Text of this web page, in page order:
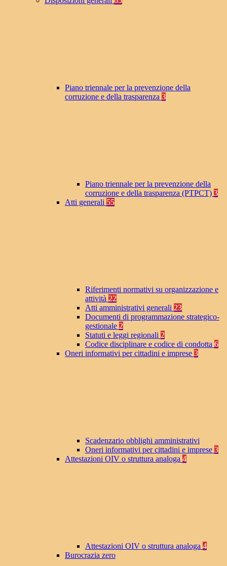
Piano triennale per la prevenzione della
corruzione e della trasparenza 3
Piano triennale per la prevenzione della
corruzione e della trasparenza (PTPCT) 3
Atti generali 55
Riferimenti normativi su organizzazione e
attività 22
Atti amministrativi generali 23
Documenti di programmazione strategico-
gestionale 2
Statuti e leggi regionali 2
Codice disciplinare e codice di condotta 6
Oneri informativi per cittadini e imprese 3
Scadenzario obblighi amministrativi
Oneri informativi per cittadini e imprese 3
Attestazioni OIV o struttura analoga 4
Attestazioni OIV o struttura analoga 4
Burocrazia zero